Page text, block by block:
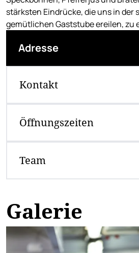
stärksten Eindrücke, die uns in der
gemütlichen Gaststube ereilen, zu
Adresse
Kontakt
Öffnungszeiten
Team
Galerie